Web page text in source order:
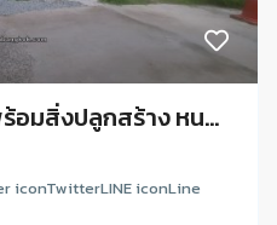
อมสิ่งปลูกสร้าง หน...
iconTwitterLINE iconLine